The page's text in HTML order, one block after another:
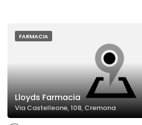
FARMACIA
Lloyds Farmacia
Via Castelleone, 108, Cremona